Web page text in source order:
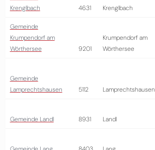
Krenglbach
4631 Krenglbach
Gemeinde
Krumpendorf am
Wörthersee
9201
Krumpendorf am
Wörthersee
Gemeinde
Lamprechtshausen
5112 Lamprechtshausen
Gemeinde Landl 8931 Landl